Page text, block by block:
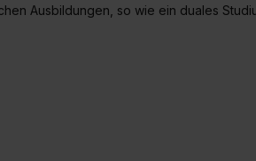
Ausbildungen, so wie ein duales